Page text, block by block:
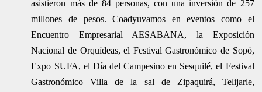
asistieron más de 84 personas, con una inversión de 257
millones de pesos. Coadyuvamos en eventos como el
Encuentro Empresarial AESABANA, la Exposición
Nacional de Orquídeas, el Festival Gastronómico de Sopó,
Expo SUFA, el Día del Campesino en Sesquilé, el Festival
Gastronómico Villa de la sal de Zipaquirá, Telijarle,